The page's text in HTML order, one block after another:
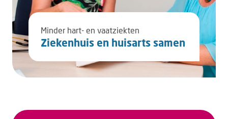
Minder hart- en vaatziekten
Ziekenhuis en huisarts samen